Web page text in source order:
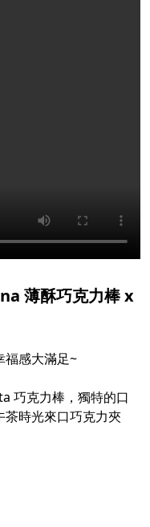
薄酥巧克力棒 x
福感大滿足~
巧克力棒，獨特的口
茶時光來口巧克力夾